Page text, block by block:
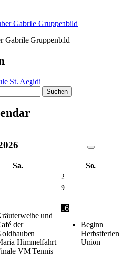
Gabrile Gruppenbild
St. Aegidi
Sa.
So.
2
9
und
der
Himmelfahrt
VM Tennis
16
Beginn
Herbstferien
Union